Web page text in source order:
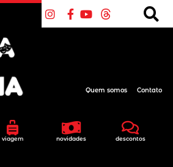
viagem novidades descontos
Quem somos Contato